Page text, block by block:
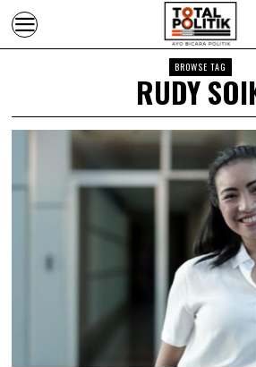
BROWSE TAG
RUDY